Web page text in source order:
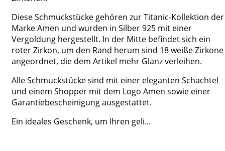
Diese Schmuckstücke gehören zur Titanic-Kollektion der
Marke Amen und wurden in Silber 925 mit einer
Vergoldung hergestellt. In der Mitte befindet sich ein
roter Zirkon, um den Rand herum sind 18 weiße Zirkone
angeordnet, die dem Artikel mehr Glanz verleihen.
Alle Schmuckstücke sind mit einer eleganten Schachtel
und einem Shopper mit dem Logo Amen sowie einer
Garantiebescheinigung ausgestattet.
Ein ideales Geschenk, um Ihren geli...